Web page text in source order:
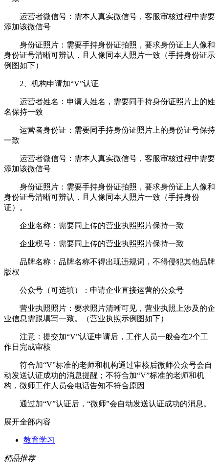
运营者微信号：需本人真实微信号，客服审核过程中需要
添加该微信号
身份证照片：需要手持身份证拍照，要求身份证上人像和
身份证号清晰可辨认，且人像同本人照片一致（手持身份证示
例图如下）
2、机构申请加“V”认证
运营者姓名：申请人姓名，需要同手持身份证照片上的姓
名保持一致
运营者身份证：需要同手持身份证照片上的身份证号保持
一致
运营者微信号：需本人真实微信号，客服审核过程中需要
添加该微信号
身份证照片：需要手持身份证拍照，要求身份证上人像和
身份证号清晰可辨认，且人像同本人照片一致（手持身份
证）。
企业名称：需要同上传的营业执照照片保持一致
企业税号：需要同上传的营业执照照片保持一致
品牌名称：品牌名称不得出现违规词，不得侵犯其他品牌
版权
公众号（可选填）：申请企业直接运营的公众号
营业执照照片：要求照片清晰可见，营业执照上涉及的企
业信息需跟填写一致。（营业执照示例图如下）
注意：提交加“V”认证申请后，工作人员一般会在2个工
作日完成审核
符合加“V”标准的老师和机构通过审核后微师公众号会自
动发送认证成功的消息提醒；不符合加“V”标准的老师和机
构，微师工作人员会电话告知不符合原因
通过加“V”认证后，“微师”会自动发送认证成功的消息。
展开全部内容
教育学习
精品推荐